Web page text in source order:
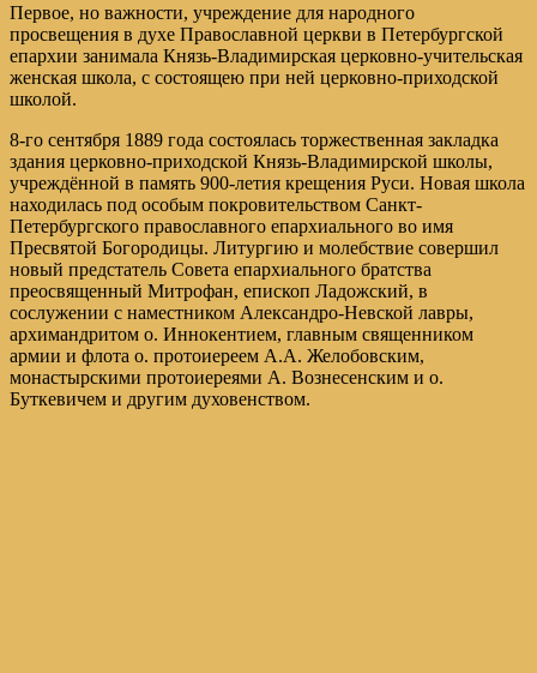
Первое, но важности, учреждение для народного
просвещения в духе Православной церкви в Петербургской
епархии занимала Князь-Владимирская церковно-учительская
женская школа, с состоящею при ней церковно-приходской
школой.
8-го сентября 1889 года состоялась торжественная закладка
здания церковно-приходской Князь-Владимирской школы,
учреждённой в память 900-летия крещения Руси. Новая школа
находилась под особым покровительством Санкт-
Петербургского православного епархиального во имя
Пресвятой Богородицы. Литургию и молебствие совершил
новый предстатель Совета епархиального братства
преосвященный Митрофан, епископ Ладожский, в
сослужении с наместником Александро-Невской лавры,
архимандритом о. Иннокентием, главным священником
армии и флота о. протоиереем А.А. Желобовским,
монастырскими протоиереями А. Вознесенским и о.
Буткевичем и другим духовенством.